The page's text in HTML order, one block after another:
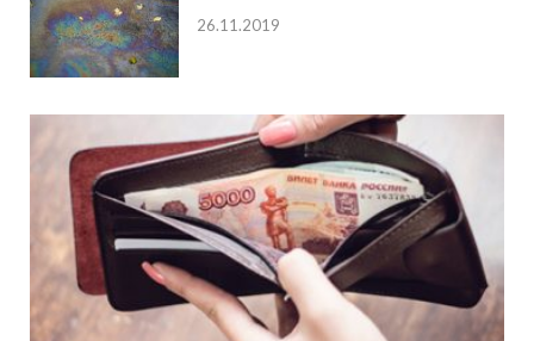
26.11.2019